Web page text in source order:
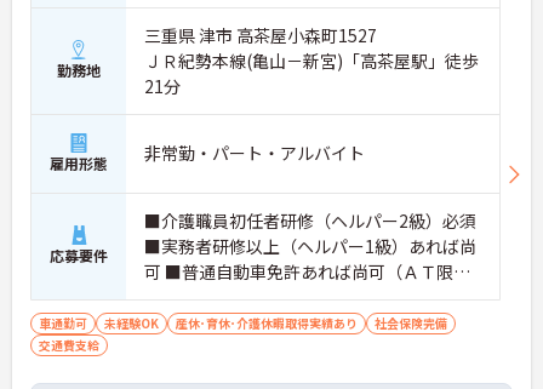
勤務地
三重県 津市 高茶屋小森町1527
ＪＲ紀勢本線(亀山－新宮)「高茶屋駅」徒歩
21分
雇用形態 非常勤・パート・アルバイト
応募要件
■介護職員初任者研修（ヘルパー2級）必須
■実務者研修以上（ヘルパー1級）あれば尚
可 ■普通自動車免許あれば尚可（ＡＴ限定
可） ■経験不問
車通勤可 未経験OK 産休･育休･介護休暇取得実績あり
社会保険完備
交通費支給